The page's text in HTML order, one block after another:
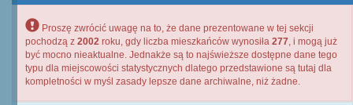
Proszę zwrócić uwagę na to, że dane prezentowane w tej sekcji
pochodzą z 2002 roku, gdy liczba mieszkańców wynosiła 277, i mogą już
być mocno nieaktualne. Jednakże są to najświeższe dostępne dane tego
typu dla miejscowości statystycznych dlatego przedstawione są tutaj dla
kompletności w myśl zasady lepsze dane archiwalne, niż żadne.